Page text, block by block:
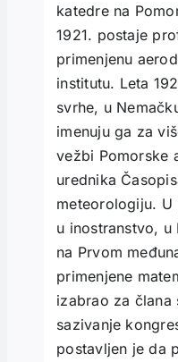
katedre na
1921. postaje
primenjenu
institutu. Leta
svrhe, u
imenuju ga za
vežbi Pomorske
urednika
meteorologiju. U
u inostranstvo, u
na Prvom
primenjene
izabrao za člana
sazivanje
postavljen je da